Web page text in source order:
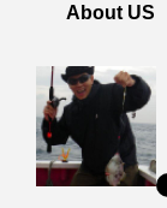
About US